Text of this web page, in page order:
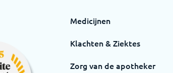
Medicijnen
Klachten & Ziektes
Zorg van de apotheker